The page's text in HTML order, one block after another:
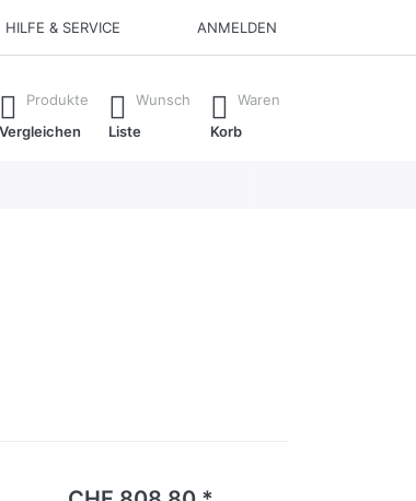
HILFE & SERVICE ANMELDEN
Drücken Sie die Eingabetaste, um alle
Produkte
Vergleichen
Wunsch
Liste
Waren
Korb
vor.